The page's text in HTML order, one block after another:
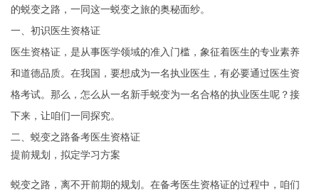
的蜕变之路，一同这一蜕变之旅的奥秘面纱。
一、初识医生资格证
医生资格证，是从事医学领域的准入门槛，象征着医生的专业素养
和道德品质。在我国，要想成为一名执业医生，有必要通过医生资
格考试。那么，怎么从一名新手蜕变为一名合格的执业医生呢？接
下来，让咱们一同探究。
二、蜕变之路备考医生资格证
提前规划，拟定学习方案
蜕变之路，离不开前期的规划。在备考医生资格证的过程中，咱们